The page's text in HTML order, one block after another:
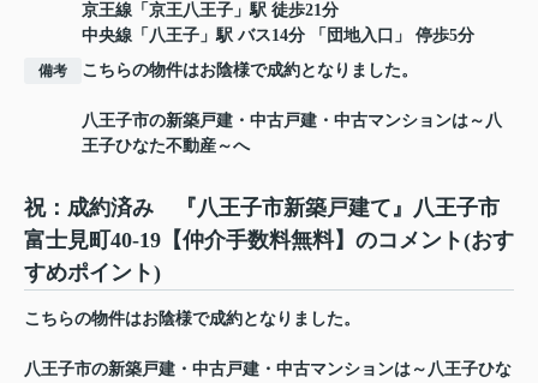
京王線 「 京王八王子 」駅 徒歩21分
中央線 「 八王子 」駅 バス14分 「団地入口」 停歩5分
備考 こちらの物件はお陰様で成約となりました。
八王子市の新築戸建・中古戸建・中古マンションは～八
王子ひなた不動産～へ
祝：成約済み 『八王子市新築戸建て』八王子市
富士見町40-19【仲介手数料無料】のコメント(おす
すめポイント)
こちらの物件はお陰様で成約となりました。
八王子市の新築戸建・中古戸建・中古マンションは～八王子ひな